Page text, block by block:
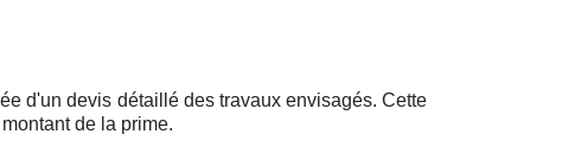
d'un devis détaillé des travaux envisagés. Cette
de la prime.